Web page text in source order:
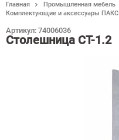
Главная Промышленная мебель
Комплектующие и аксессуары ПАКС
Столешница СТ-1.2
Артикул: 74006036